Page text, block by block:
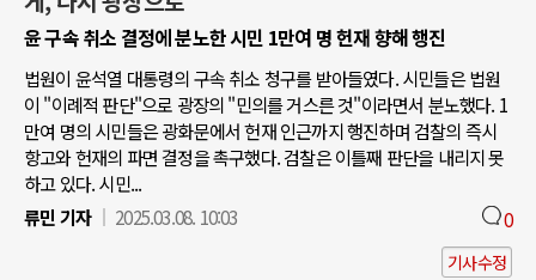
윤 구속 취소 결정에 분노한 시민 1만여 명 헌재 향해 행진
법원이 윤석열 대통령의 구속 취소 청구를 받아들였다. 시민들은 법원
이 "이례적 판단"으로 광장의 "민의를 거스른 것"이라면서 분노했다. 1
만여 명의 시민들은 광화문에서 헌재 인근까지 행진하며 검찰의 즉시
항고와 헌재의 파면 결정을 촉구했다. 검찰은 이틀째 판단을 내리지 못
하고 있다. 시민...
류민 기자
2025.03.08. 10:03 0
기사수정